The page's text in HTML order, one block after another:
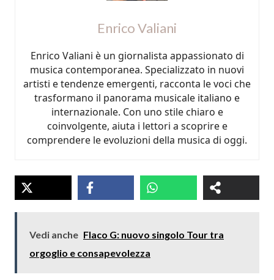
Enrico Valiani
Enrico Valiani è un giornalista appassionato di
musica contemporanea. Specializzato in nuovi
artisti e tendenze emergenti, racconta le voci che
trasformano il panorama musicale italiano e
internazionale. Con uno stile chiaro e
coinvolgente, aiuta i lettori a scoprire e
comprendere le evoluzioni della musica di oggi.
Vedi anche Flaco G: nuovo singolo Tour tra
orgoglio e consapevolezza